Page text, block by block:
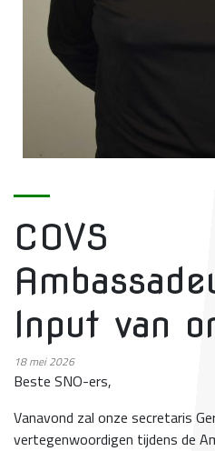
COVS
Input van
18mei 2026
Beste SNO-ers,
Vanavond zal onze secretaris
vertegenwoordigen tijdens de